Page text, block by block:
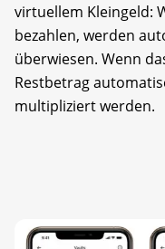
virtuellem Kleingeld:
bezahlen, werden
überwiesen. Wenn
Restbetrag
multipliziert werden.